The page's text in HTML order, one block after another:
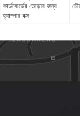
কার্ডবোর্ডের তোড়ার জন্য
হ্যাম্পার বক্স